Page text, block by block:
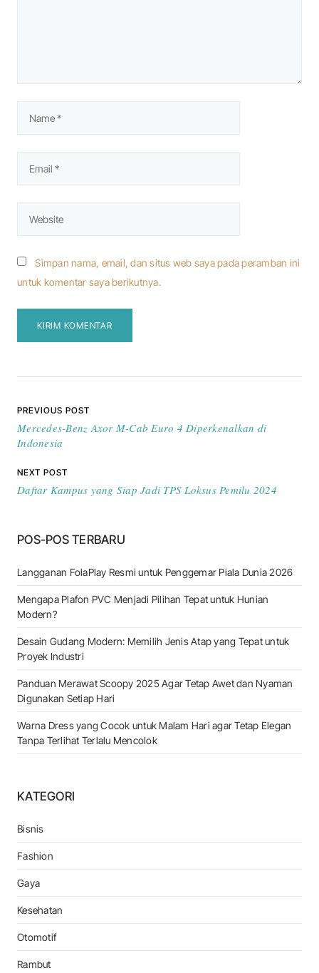
Simpan nama, email, dan situs web saya pada peramban ini
untuk komentar saya berikutnya.
Navigasi pos
PREVIOUS POST
Mercedes-Benz Axor M-Cab Euro 4 Diperkenalkan di
Indonesia
NEXT POST
Daftar Kampus yang Siap Jadi TPS Loksus Pemilu 2024
POS-POS TERBARU
Langganan FolaPlay Resmi untuk Penggemar Piala Dunia 2026
Mengapa Plafon PVC Menjadi Pilihan Tepat untuk Hunian
Modern?
Desain Gudang Modern: Memilih Jenis Atap yang Tepat untuk
Proyek Industri
Panduan Merawat Scoopy 2025 Agar Tetap Awet dan Nyaman
Digunakan Setiap Hari
Warna Dress yang Cocok untuk Malam Hari agar Tetap Elegan
Tanpa Terlihat Terlalu Mencolok
KATEGORI
Bisnis
Fashion
Gaya
Kesehatan
Otomotif
Rambut